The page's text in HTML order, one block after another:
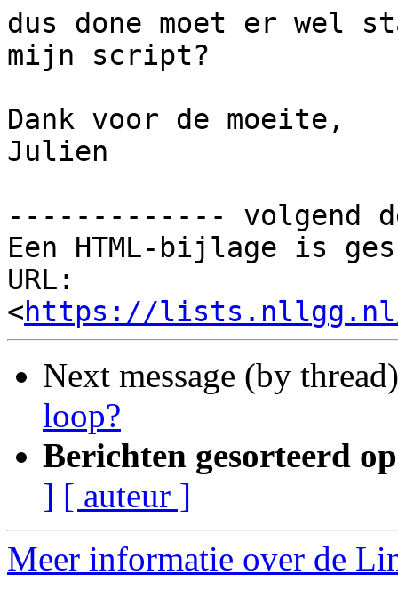
dus done moet er wel
mijn script?
Dank voor de moeite,
Julien
------------- volgend
Een HTML-bijlage is
URL:
<https://lists.nllgg.nl/
Next message (by
loop?
Berichten gesorteerd
] [ auteur ]
Meer informatie over de